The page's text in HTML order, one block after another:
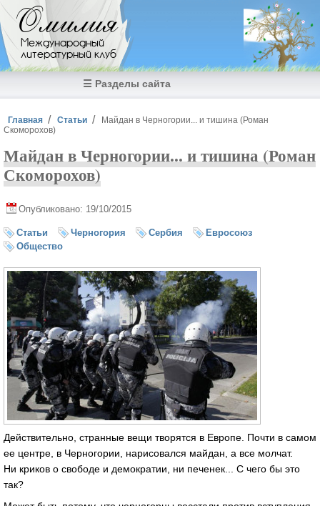
Перейти к основному содержанию
Омилия
Международный
литературный клуб
☰ Разделы сайта
Вы здесь
Главная Статьи
Майдан в Черногории... и тишина (Роман
Скоморохов)
Майдан в Черногории... и тишина (Роман
Скоморохов)
Опубликовано: 19/10/2015
Статьи Черногория Сербия
Евросоюз
Общество
Действительно, странные вещи творятся в Европе. Почти в самом
ее центре, в Черногории, нарисовался майдан, а все молчат.
Ни криков о свободе и демократии, ни печенек... С чего бы это
так?